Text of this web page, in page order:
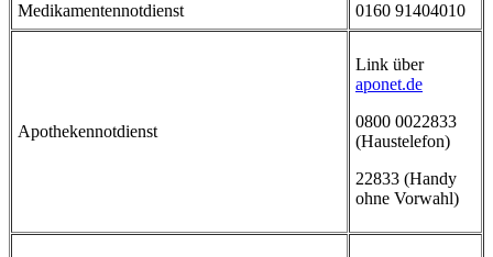
Medikamentennotdienst 0160 91404010
Apothekennotdienst
Link über
aponet.de
0800 0022833
(Haustelefon)
22833 (Handy
ohne Vorwahl)